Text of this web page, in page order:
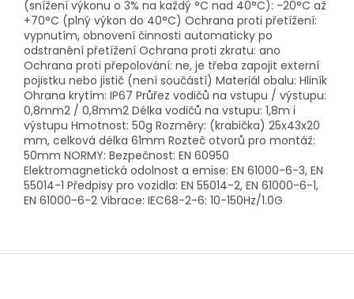
(snížení výkonu o 3% na každý °C nad 40°C): -20°C až
+70°C (plný výkon do 40°C) Ochrana proti přetížení:
vypnutím, obnovení činnosti automaticky po
odstranění přetížení Ochrana proti zkratu: ano
Ochrana proti přepolování: ne, je třeba zapojit externí
pojistku nebo jistič (není součástí) Materiál obalu: Hliník
Ohrana krytím: IP67 Průřez vodičů na vstupu / výstupu:
0,8mm2 / 0,8mm2 Délka vodičů na vstupu: 1,8m i
výstupu Hmotnost: 50g Rozměry: (krabička) 25x43x20
mm, celková délka 61mm Rozteč otvorů pro montáž:
50mm NORMY: Bezpečnost: EN 60950
Elektromagnetická odolnost a emise: EN 61000-6-3, EN
55014-1 Předpisy pro vozidla: EN 55014-2, EN 61000-6-1,
EN 61000-6-2 Vibrace: IEC68-2-6: 10-150Hz/1.0G
Z